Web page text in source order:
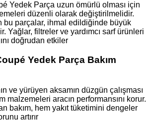
Yedek Parça uzun ömürlü olması için
düzenli olarak değiştirilmelidir.
bu parçalar, ihmal edildiğinde büyük
Yağlar, filtreler ve yardımcı sarf ürünleri
doğrudan etkiler
Yedek Parça Bakım
ve yürüyen aksamın düzgün çalışması
malzemeleri aracın performansını korur.
bakım, hem yakıt tüketimini dengeler
artırır